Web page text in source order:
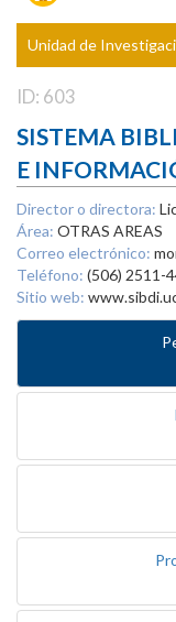
Unidad de
ID: 603
SISTEMA
E
Director o directora:
Área: OTRAS AREAS
Correo electrónico:
Teléfono: (506) 2511-
Sitio web: